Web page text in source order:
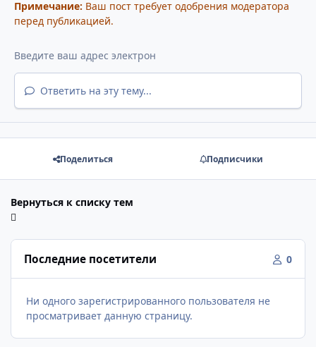
Примечание: Ваш пост требует одобрения модератора
перед публикацией.
Ответить на эту тему...
Поделиться Подписчики
Вернуться к списку тем
Последние посетители 0
Ни одного зарегистрированного пользователя не
просматривает данную страницу.